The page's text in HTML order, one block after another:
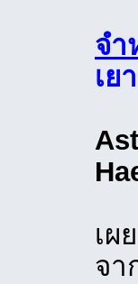
จำ
เย
เผ
จา